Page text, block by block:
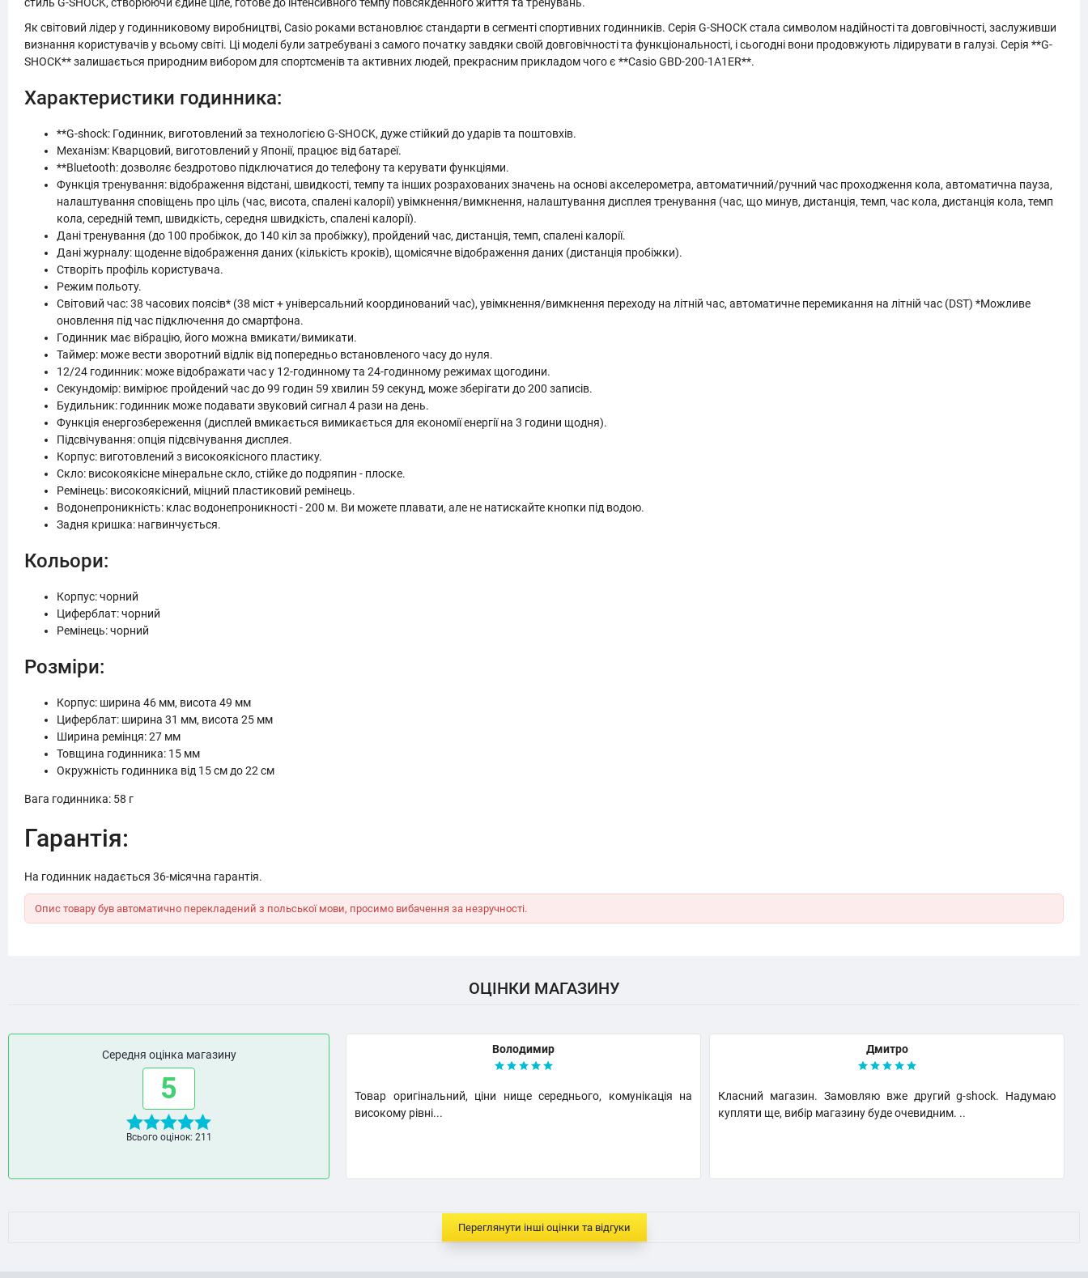
Як світовий лідер у годинниковому виробництві, Casio роками встановлює стандарти в сегменті спортивних годинників. Серія G-SHOCK стала символом надійності та довговічності, заслуживши
визнання користувачів у всьому світі. Ці моделі були затребувані з самого початку завдяки своїй довговічності та функціональності, і сьогодні вони продовжують лідирувати в галузі. Серія **G-
SHOCK** залишається природним вибором для спортсменів та активних людей, прекрасним прикладом чого є **Casio GBD-200-1A1ER**.
Характеристики годинника:
**G-shock: Годинник, виготовлений за технологією G-SHOCK, дуже стійкий до ударів та поштовхів.
Механізм: Кварцовий, виготовлений у Японії, працює від батареї.
**Bluetooth: дозволяє бездротово підключатися до телефону та керувати функціями.
Функція тренування: відображення відстані, швидкості, темпу та інших розрахованих значень на основі акселерометра, автоматичний/ручний час проходження кола, автоматична пауза,
налаштування сповіщень про ціль (час, висота, спалені калорії) увімкнення/вимкнення, налаштування дисплея тренування (час, що минув, дистанція, темп, час кола, дистанція кола, темп
кола, середній темп, швидкість, середня швидкість, спалені калорії).
Дані тренування (до 100 пробіжок, до 140 кіл за пробіжку), пройдений час, дистанція, темп, спалені калорії.
Дані журналу: щоденне відображення даних (кількість кроків), щомісячне відображення даних (дистанція пробіжки).
Створіть профіль користувача.
Режим польоту.
Світовий час: 38 часових поясів* (38 міст + універсальний координований час), увімкнення/вимкнення переходу на літній час, автоматичне перемикання на літній час (DST) *Можливе
оновлення під час підключення до смартфона.
Годинник має вібрацію, його можна вмикати/вимикати.
Таймер: може вести зворотний відлік від попередньо встановленого часу до нуля.
12/24 годинник: може відображати час у 12-годинному та 24-годинному режимах щогодини.
Секундомір: вимірює пройдений час до 99 годин 59 хвилин 59 секунд, може зберігати до 200 записів.
Будильник: годинник може подавати звуковий сигнал 4 рази на день.
Функція енергозбереження (дисплей вмикається вимикається для економії енергії на 3 години щодня).
Підсвічування: опція підсвічування дисплея.
Корпус: виготовлений з високоякісного пластику.
Скло: високоякісне мінеральне скло, стійке до подряпин - плоске.
Ремінець: високоякісний, міцний пластиковий ремінець.
Водонепроникність: клас водонепроникності - 200 м. Ви можете плавати, але не натискайте кнопки під водою.
Задня кришка: нагвинчується.
Кольори:
Корпус: чорний
Циферблат: чорний
Ремінець: чорний
Розміри:
Корпус: ширина 46 мм, висота 49 мм
Циферблат: ширина 31 мм, висота 25 мм
Ширина ремінця: 27 мм
Товщина годинника: 15 мм
Окружність годинника від 15 см до 22 см
Вага годинника: 58 г
Гарантія:
На годинник надається 36-місячна гарантія.
Опис товару був автоматично перекладений з польської мови, просимо вибачення за незручності.
ОЦІНКИ МАГАЗИНУ
Середня оцінка магазину
5
Всього оцінок: 211
Володимир
Товар оригінальний, ціни нище середнього, комунікація на
високому рівні...
Дмитро
Класний магазин. Замовляю вже другий g-shock. Надумаю
купляти ще, вибір магазину буде очевидним. ..
Переглянути інші оцінки та відгуки